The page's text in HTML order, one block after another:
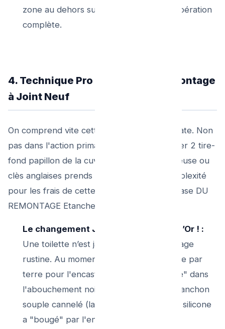
zone au dehors sur un drap l'heure d'opération
complète.
4. Technique Pro & Du Prix au Remontage
à Joint Neuf
On comprend vite cette étape comme délicate. Non
pas dans l'action primaire de retirer (Dévisser 2 tire-
fond papillon de la cuvette fixée avec perceuse ou
clès anglaises prends 5 mn). La grosse complexité
pour les frais de cette Option : C’est "La Phase DU
REMONTAGE Etanche":
Le changement Joint Silicone lèvre d’Or ! :
Une toilette n’est jamais l’objet de recollage
rustine. Au moment de "Reposer La cuve par
terre pour l'encastrer par "une poussée" dans
l'abouchement noir du tyuaux", tout "Manchon
souple cannelé (la pipe)" ancien dont le silicone
a "bougé" par l'enlèvement : Doit finir à